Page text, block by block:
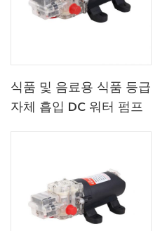
식품 및 음료용 식품 등급
자체 흡입 DC 워터 펌프